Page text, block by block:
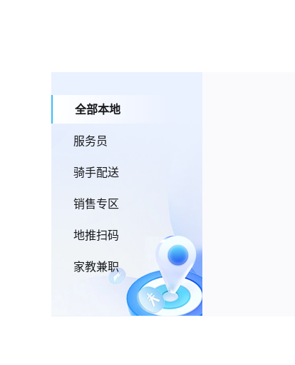
全部本地
服务员
骑手配送
销售专区
地推扫码
家教兼职